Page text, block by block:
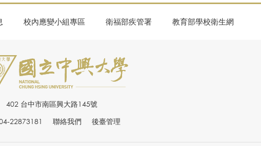
校內應變小組專區 衛福部疾管署 教育部學校衛生網
402 台中市南區興大路145號
22873181
聯絡我們 後臺管理